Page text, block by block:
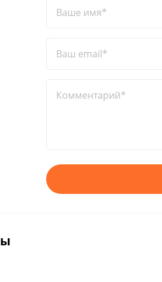
Ваше имя*
Ваш email*
Комментарий*